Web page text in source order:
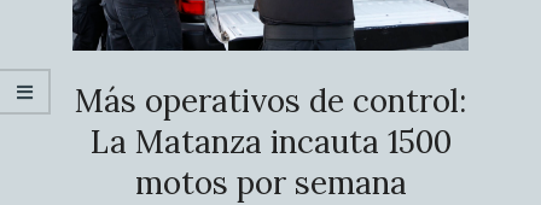
Más operativos de control:
La Matanza incauta 1500
motos por semana